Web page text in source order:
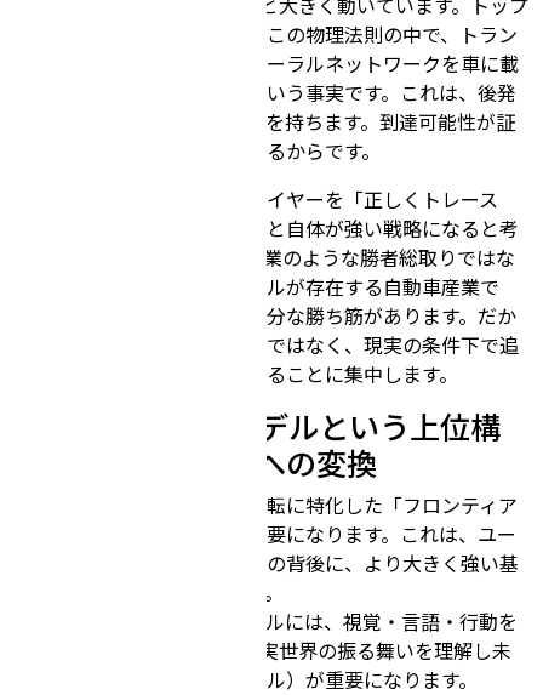
プレイヤーが示したのは、「この物理法則の中で、トラン
スフォーマー系の大規模ニューラルネットワークを車に載
せ、ここまで到達できる」という事実です。これは、後発
にとっては非常に大きい意味を持ちます。到達可能性が証
明され、目標と登り方が見えるからです。
チューリングは、トッププレイヤーを「正しくトレース
し、ちゃんと追いかける」こと自体が強い戦略になると考
えています。ソフトウェア産業のような勝者総取りではな
く、量産と買い替えのサイクルが存在する自動車産業で
は、セカンドムーバーにも十分な勝ち筋があります。だか
らこそ、過度に物語を盛るのではなく、現実の条件下で追
いつくための前提条件を整えることに集中します。
5. フロンティアモデルという上位構
造と、車載モデルへの変換
完全自動運転のためには、運転に特化した「フロンティア
モデル（上位モデル）」が必要になります。これは、ユー
ザーが直接触れる車載モデルの背後に、より大きく強い基
盤モデルが存在する構造です。
自動運転のフロンティアモデルには、視覚・言語・行動を
統合する能力（VLA）と、現実世界の振る舞いを理解し未
来を予測する能力（世界モデル）が重要になります。